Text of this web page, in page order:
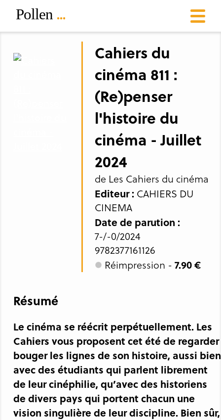
Cahiers du
cinéma 811 :
(Re)penser
l'histoire du
cinéma - Juillet
2024
de Les Cahiers du cinéma
Editeur : CAHIERS DU
CINEMA
Date de parution :
7-/-0/2024
9782377161126
Réimpression - 7.90 €
Résumé
Le cinéma se réécrit perpétuellement. Les
Cahiers vous proposent cet été de regarder
bouger les lignes de son histoire, aussi bien
avec des étudiants qui parlent librement
de leur cinéphilie, qu’avec des historiens
de divers pays qui portent chacun une
vision singulière de leur discipline. Bien sûr,